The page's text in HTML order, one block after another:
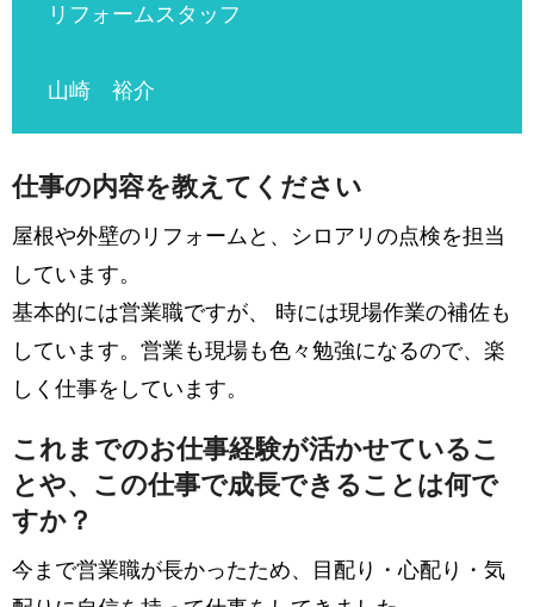
リフォームスタッフ
山崎 裕介
仕事の内容を教えてください
屋根や外壁のリフォームと、シロアリの点検を担当
しています。
基本的には営業職ですが、 時には現場作業の補佐も
しています。営業も現場も色々勉強になるので、楽
しく仕事をしています。
これまでのお仕事経験が活かせているこ
とや、この仕事で成長できることは何で
すか？
今まで営業職が長かったため、目配り・心配り・気